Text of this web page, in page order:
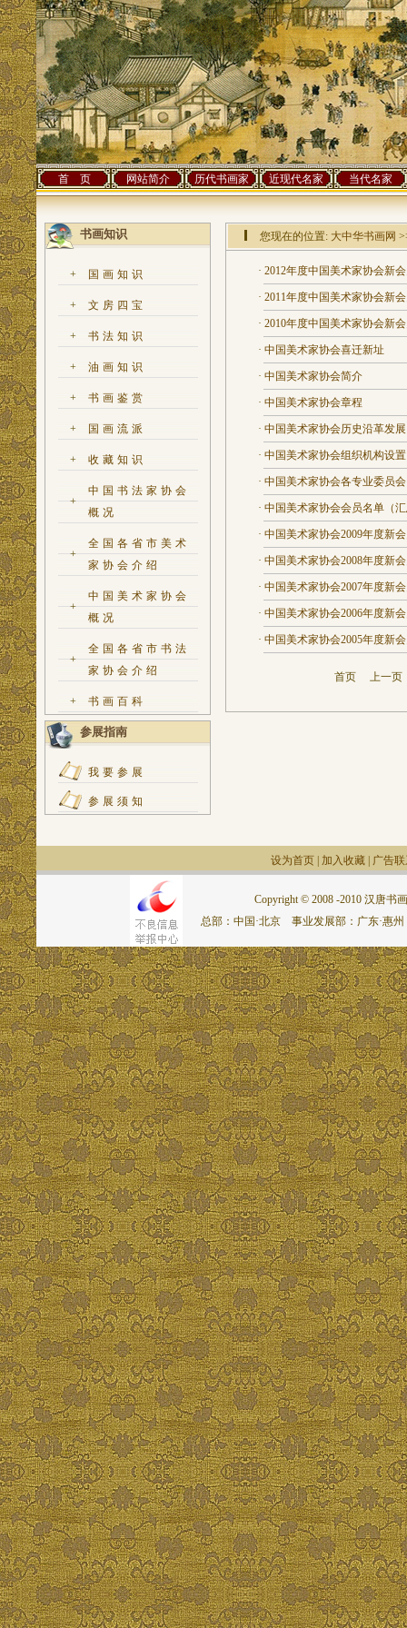
首 页 网站简介 历代书画家 近现代名家 当代名家
书画知识
+ 国画知识
+ 文房四宝
+ 书法知识
+ 油画知识
+ 书画鉴赏
+ 国画流派
+ 收藏知识
+
中国书法家协会
概况
+
全国各省市美术
家协会介绍
+
中国美术家协会
概况
+
全国各省市书法
家协会介绍
+ 书画百科
参展指南
我要参展
参展须知
您现在的位置: 大中华书画网
· 2012年度中国美术家协会新
· 2011年度中国美术家协会新
· 2010年度中国美术家协会新
· 中国美术家协会喜迁新址
· 中国美术家协会简介
· 中国美术家协会章程
· 中国美术家协会历史沿革发展
· 中国美术家协会组织机构设置
· 中国美术家协会各专业委员会
· 中国美术家协会会员名单（
· 中国美术家协会2009年度新
· 中国美术家协会2008年度新
· 中国美术家协会2007年度新
· 中国美术家协会2006年度新
· 中国美术家协会2005年度新
首页 上一
设为首页 加入收藏 广告
Copyright © 2008 -2010 汉唐书
总部：中国·北京 事业发展部：广东·惠